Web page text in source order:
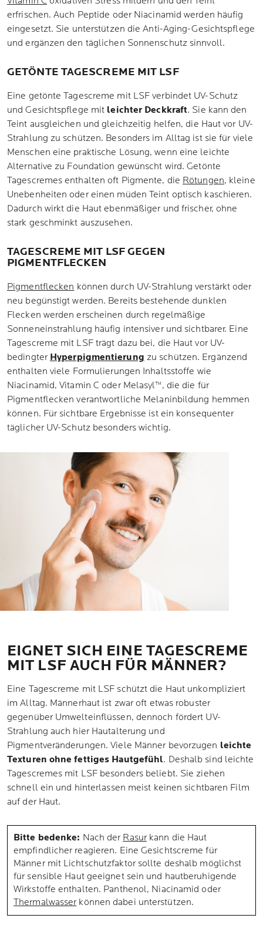
erfrischen. Auch Peptide oder Niacinamid werden häufig
eingesetzt. Sie unterstützen die Anti-Aging-Gesichtspflege
und ergänzen den täglichen Sonnenschutz sinnvoll.
GETÖNTE TAGESCREME MIT LSF
Eine getönte Tagescreme mit LSF verbindet UV-Schutz
und Gesichtspflege mit leichter Deckkraft. Sie kann den
Teint ausgleichen und gleichzeitig helfen, die Haut vor UV-
Strahlung zu schützen. Besonders im Alltag ist sie für viele
Menschen eine praktische Lösung, wenn eine leichte
Alternative zu Foundation gewünscht wird. Getönte
Tagescremes enthalten oft Pigmente, die Rötungen, kleine
Unebenheiten oder einen müden Teint optisch kaschieren.
Dadurch wirkt die Haut ebenmäßiger und frischer, ohne
stark geschminkt auszusehen.
TAGESCREME MIT LSF GEGEN
PIGMENTFLECKEN
Pigmentflecken können durch UV-Strahlung verstärkt oder
neu begünstigt werden. Bereits bestehende dunklen
Flecken werden erscheinen durch regelmäßige
Sonneneinstrahlung häufig intensiver und sichtbarer. Eine
Tagescreme mit LSF trägt dazu bei, die Haut vor UV-
bedingter Hyperpigmentierung zu schützen. Ergänzend
enthalten viele Formulierungen Inhaltsstoffe wie
Niacinamid, Vitamin C oder Melasyl™, die die für
Pigmentflecken verantwortliche Melaninbildung hemmen
können. Für sichtbare Ergebnisse ist ein konsequenter
täglicher UV-Schutz besonders wichtig.
EIGNET SICH EINE TAGESCREME
MIT LSF AUCH FÜR MÄNNER?
Eine Tagescreme mit LSF schützt die Haut unkompliziert
im Alltag. Männerhaut ist zwar oft etwas robuster
gegenüber Umwelteinflüssen, dennoch fördert UV-
Strahlung auch hier Hautalterung und
Pigmentveränderungen. Viele Männer bevorzugen leichte
Texturen ohne fettiges Hautgefühl. Deshalb sind leichte
Tagescremes mit LSF besonders beliebt. Sie ziehen
schnell ein und hinterlassen meist keinen sichtbaren Film
auf der Haut.
Bitte bedenke: Nach der Rasurkann die Haut
empfindlicher reagieren. Eine Gesichtscreme für
Männer mit Lichtschutzfaktor sollte deshalb möglichst
für sensible Haut geeignet sein und hautberuhigende
Wirkstoffe enthalten. Panthenol, Niacinamid oder
Thermalwasserkönnen dabei unterstützen.